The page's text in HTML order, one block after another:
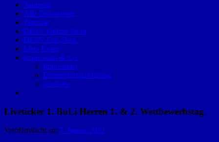
Startseite
Alle Dokumente
Termine
DESV-Online-Shop
DESV-Fan-Shop
Live-Ticker
Impressum & Co.
Impressum
Datenschutzerklärung
Cookies
Liveticker 1. BuLi Herren 1. & 2. Wettbewerbstag
Veröffentlicht am 7. Januar 2022